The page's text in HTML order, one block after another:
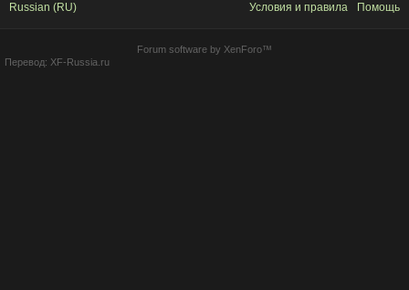
Russian (RU) Условия и правила Помощь
Forum software by XenForo™
Перевод: XF-Russia.ru